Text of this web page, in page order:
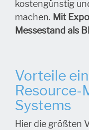
kostengünstig
machen. Mit
Messestand als
Vorteile
Resource-
Systems
Hier die größten